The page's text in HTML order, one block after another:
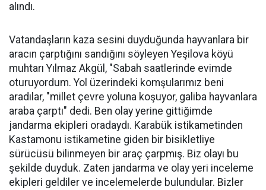
alındı.
Vatandaşların kaza sesini duyduğunda hayvanlara bir
aracın çarptığını sandığını söyleyen Yeşilova köyü
muhtarı Yılmaz Akgül, "Sabah saatlerinde evimde
oturuyordum. Yol üzerindeki komşularımız beni
aradılar, "millet çevre yoluna koşuyor, galiba hayvanlara
araba çarptı" dedi. Ben olay yerine gittiğimde
jandarma ekipleri oradaydı. Karabük istikametinden
Kastamonu istikametine giden bir bisikletliye
sürücüsü bilinmeyen bir araç çarpmış. Biz olayı bu
şekilde duyduk. Zaten jandarma ve olay yeri inceleme
ekipleri geldiler ve incelemelerde bulundular. Bizler